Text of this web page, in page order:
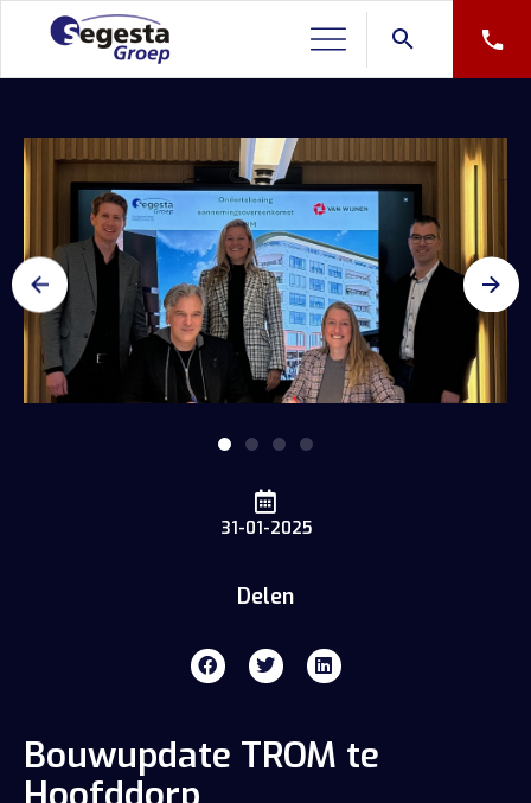
31-01-2025
Delen
Bouwupdate TROM te